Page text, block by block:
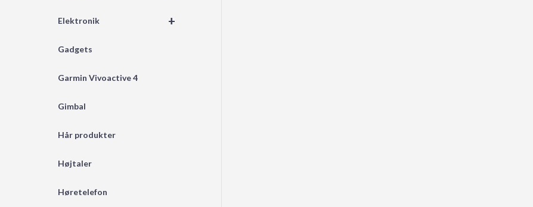
+
Elektronik
Gadgets
Garmin Vivoactive 4
Gimbal
Hår produkter
Højtaler
Høretelefon